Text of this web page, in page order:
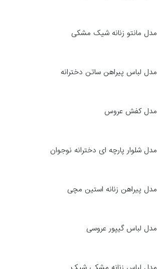
مدل مانتو زنانه شیک مشکی
مدل لباس پیراهن ساتن دخترانه
مدل کفش عروس
مدل شلوار پارچه ای دخترانه نوجوان
مدل پیراهن زنانه استین مچی
مدل لباس گیپور عروسی